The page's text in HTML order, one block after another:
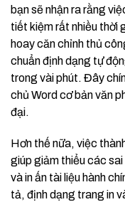
bạn sẽ nhận ra rằng
tiết kiệm rất nhiều thời
hoay căn chỉnh thủ
chuẩn định dạng tự
trong vài phút. Đây
chủ Word cơ bản văn
đại.
Hơn thế nữa, việc
giúp giảm thiểu các
và in ấn tài liệu hành
tả, định dạng trang in